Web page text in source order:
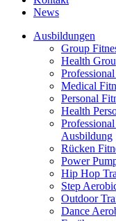
News
Ausbildungen
Group
Health
Medical
Personal
Health
Ausbildung
Rücken
Power
Hip Hop
Step
Outdoor
Dance